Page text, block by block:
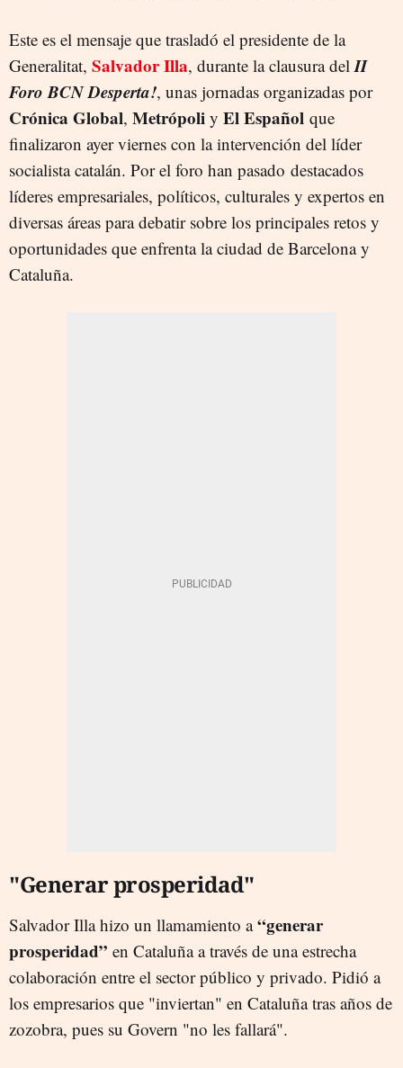
Este es el mensaje que trasladó el presidente de la
Generalitat, Salvador Illa, durante la clausura delII
Foro BCN Desperta!, unas jornadas organizadas por
Crónica Global, Metrópoli y El Español que
finalizaron ayer viernes con la intervención del líder
socialista catalán. Por el foro han pasado destacados
líderes empresariales, políticos, culturales y expertos en
diversas áreas para debatir sobre los principales retos y
oportunidades que enfrenta la ciudad de Barcelona y
Cataluña.
"Generar prosperidad"
Salvador Illa hizo un llamamiento a“generar
prosperidad” en Cataluña a través de una estrecha
colaboración entre el sector público y privado. Pidió a
los empresarios que "inviertan" en Cataluña tras años de
zozobra, pues su Govern "no les fallará".